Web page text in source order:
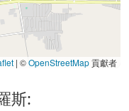
| ©OpenStreetMap貢獻者
斯: